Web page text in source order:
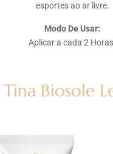
esportes ao ar livre.
Modo De Usar:
Aplicar a cada 2
Biosole